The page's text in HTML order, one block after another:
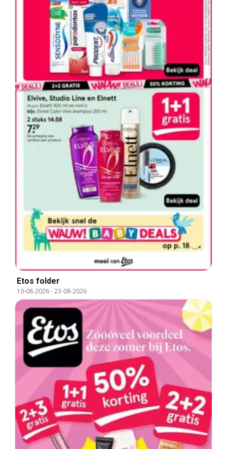
Etos folder
10-08-2026-23-08-2026